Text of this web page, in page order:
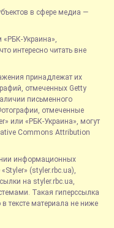
в сфере медиа —
Украина»,
интересно читать вне
принадлежат их
отмеченных Getty
письменного
отмеченные
или «РБК-Украина», могут
Commons Attribution
информационных
(styler.rbc.ua),
на styler.rbc.ua,
Такая гиперссылка
тексте материала не ниже